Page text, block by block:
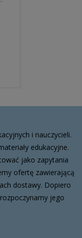
i nauczycieli.
edukacyjne.
jako zapytania
ofertę zawierającą
dostawy. Dopiero
jego